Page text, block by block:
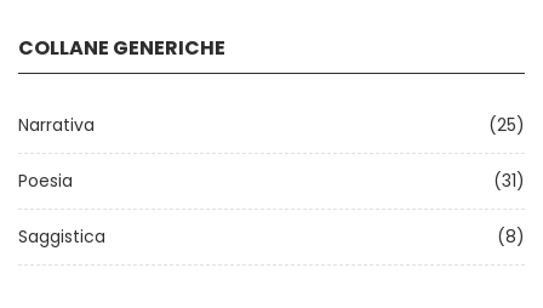
COLLANE GENERICHE
Narrativa (25)
Poesia (31)
Saggistica (8)